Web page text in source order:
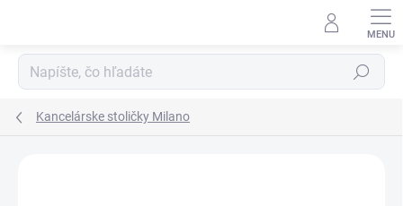
Hľadať
Kancelárske stoličky Milano